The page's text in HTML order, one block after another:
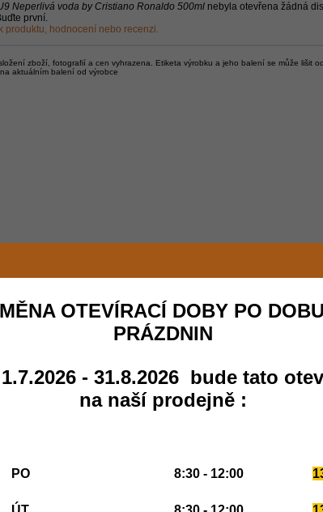
Neperlivá voda by Cristiano Ronaldo 500ml nebyla otevřena žádná
první.
produktu, hodnocení nebo recenzi.
zboží, fotografií a cen vyhrazena. Etiketa výrobku a jeho balení se může lišit
aktuálním balení od výrobce
OTEVÍRACÍ DOBY PO
PRÁZDNIN
- 31.8.2026 bude tato
na naší prodejně :
PO 8:30 - 12:00